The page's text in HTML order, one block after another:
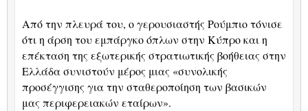
Από την πλευρά του, ο γερουσιαστής Ρούμπιο τόνισε
ότι η άρση του εμπάργκο όπλων στην Κύπρο και η
επέκταση της εξωτερικής στρατιωτικής βοήθειας στην
Ελλάδα συνιστούν μέρος μιας «συνολικής
προσέγγισης για την σταθεροποίηση των βασικών
μας περιφερειακών εταίρων».